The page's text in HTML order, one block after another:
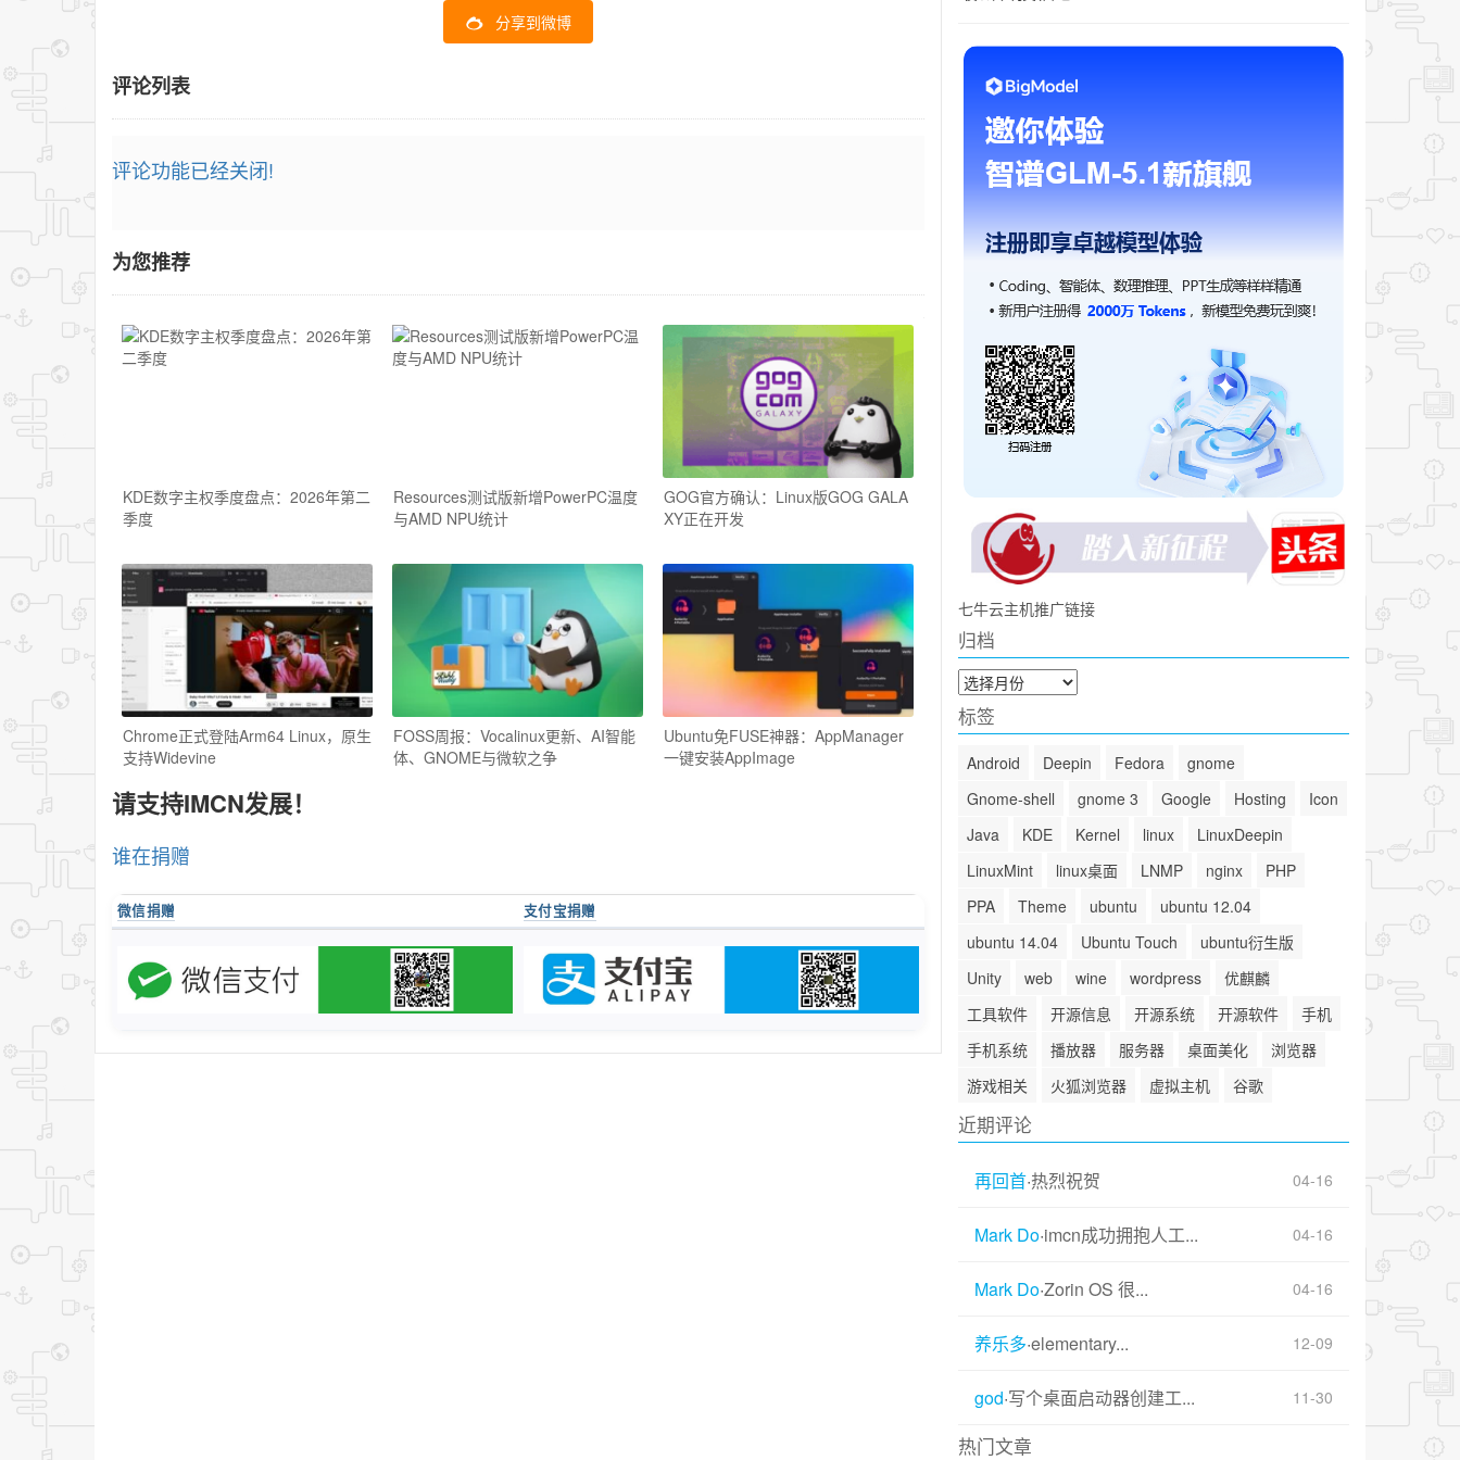
分享到微博
评论列表
评论功能已经关闭!
为您推荐
KDE数字主权季度盘点：2026年第二
季度
Resources测试版新增PowerPC温度
与AMD NPU统计
GOG官方确认：Linux版GOG GALA
XY正在开发
Chrome正式登陆Arm64 Linux，原生
支持Widevine
FOSS周报：Vocalinux更新、AI智能
体、GNOME与微软之争
Ubuntu免FUSE神器：AppManager
一键安装AppImage
请支持IMCN发展！
谁在捐赠
微信捐赠 支付宝捐赠
七牛云主机推广链接
归档
归
档
标签
Android Deepin Fedora
gnome
Gnome-shell
gnome 3 Google Hosting
Icon
Java
KDE Kernel linux
LinuxDeepin
LinuxMint
linux桌面 LNMP nginx
PHP
PPA
Theme ubuntu
ubuntu 12.04
ubuntu 14.04
Ubuntu Touch
ubuntu衍生版
Unity
web wine wordpress
优麒麟
工具软件
开源信息 开源系统 开源软件
手机
手机系统
播放器 服务器 桌面美化
浏览器
游戏相关
火狐浏览器 虚拟主机 谷歌
近期评论
再回首·热烈祝贺 04-16
Mark Do·imcn成功拥抱人工... 04-16
Mark Do·Zorin OS 很... 04-16
养乐多·elementary... 12-09
god·写个桌面启动器创建工... 11-30
热门文章